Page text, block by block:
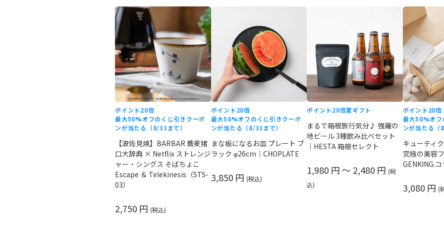
ポイント20倍
最大50%オフのくじ引きクーポ
ンが当たる（8/31まで）
【波佐見焼】BARBAR 蕎麦猪
口大辞典 × Netflix ストレンジ
ャー・シングス そばちょこ
Escape ＆ Telekinesis（STS-
03）
2,750 円 (税込)
ポイント20倍
最大50%オフのくじ引きクーポ
ンが当たる（8/31まで）
まな板になるお皿 プレート ブ
ラック φ26cm｜CHOPLATE
3,850 円 (税込)
ポイント20倍夏ギフト
まるで箱根旅行気分♪ 強羅の
地ビール 3種飲み比べセット
｜HESTA 箱根セレクト
1,980 円 ～ 2,480 円 (税
込)
ポイント20倍
最大50%オフ
ンが当たる（
キューティ
究極の美容
GENKING.
3,080 円 (